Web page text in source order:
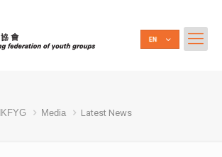
Media Latest News